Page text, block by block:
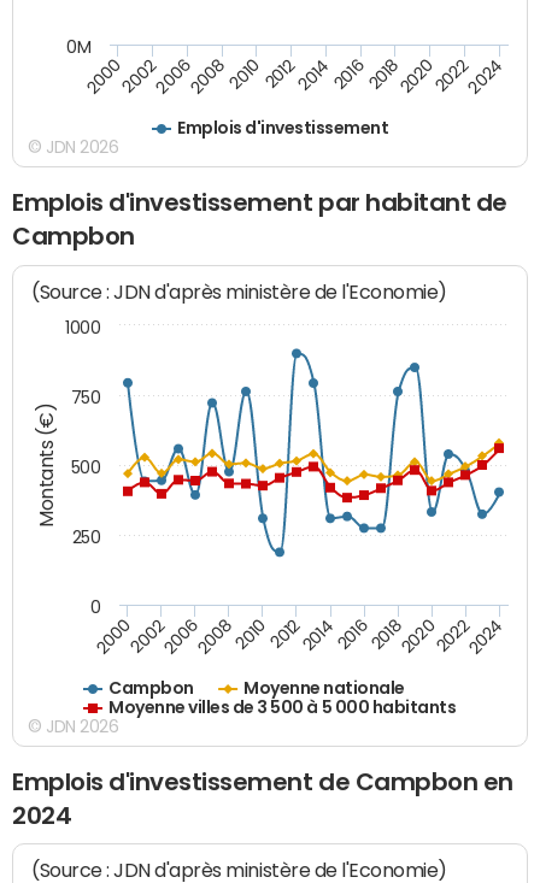
Emplois d'investissement
20002002200620082010 2012201420162018202020222024
0M
© JDN 2026
Emplois d'investissement par habitant de
Campbon
Montants (€)
(Source : JDN d'après ministère de l'Economie)
Campbon
Moyenne nationale
Moyenne villes de 3 500 à 5 000 habitants
200020022006200820102012201420162018202020222024
0
1000
250
500
750
© JDN 2026
Emplois d'investissement de Campbon en
2024
(Source : JDN d'après ministère de l'Economie)